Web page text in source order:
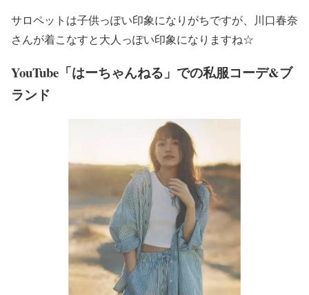
サロペットは子供っぽい印象になりがちですが、川口春奈
さんが着こなすと大人っぽい印象になりますね☆
YouTube「はーちゃんねる」での私服コーデ&ブ
ランド